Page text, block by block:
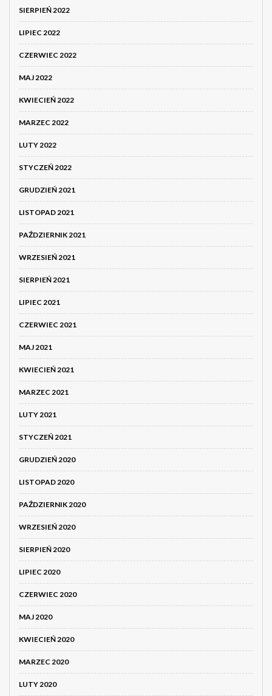
SIERPIEŃ 2022
LIPIEC 2022
CZERWIEC 2022
MAJ 2022
KWIECIEŃ 2022
MARZEC 2022
LUTY 2022
STYCZEŃ 2022
GRUDZIEŃ 2021
LISTOPAD 2021
PAŹDZIERNIK 2021
WRZESIEŃ 2021
SIERPIEŃ 2021
LIPIEC 2021
CZERWIEC 2021
MAJ 2021
KWIECIEŃ 2021
MARZEC 2021
LUTY 2021
STYCZEŃ 2021
GRUDZIEŃ 2020
LISTOPAD 2020
PAŹDZIERNIK 2020
WRZESIEŃ 2020
SIERPIEŃ 2020
LIPIEC 2020
CZERWIEC 2020
MAJ 2020
KWIECIEŃ 2020
MARZEC 2020
LUTY 2020